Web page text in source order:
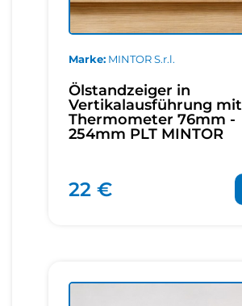
Marke MINTOR S.r.l.
Ölstandzeiger in
Vertikalausführung mit
Thermometer 76mm -
254mm PLT MINTOR
22 €